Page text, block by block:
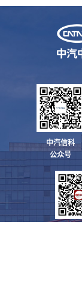
中汽信科
公众号